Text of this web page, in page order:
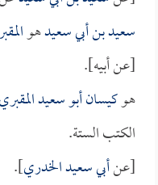
سعيد بن أبي سعيدهو
[عن أبيه].
هوكيسان أبو سعيد المقبري
الكتب الستة.
[عنأبي سعيد الخدري].